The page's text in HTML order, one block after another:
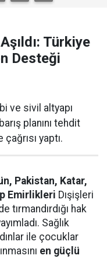
Türkiye
Desteği
ve sivil altyapı
planını tehdit
yaptı.
Pakistan, Katar,
Emirlikleri Dışişleri
tırmandırdığı hak
Sağlık
ile çocuklar
en güçlü